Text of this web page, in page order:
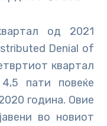
од 2021
Denial of
квартал
пати повеќе
година. Овие
во новиот